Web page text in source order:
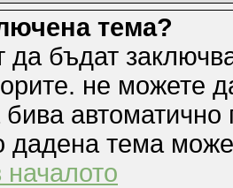
тема?
да бъдат
не можете
бива
дадена тема